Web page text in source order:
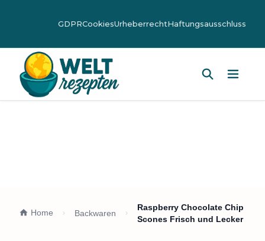
GDPRCookiesUrheberrechtHaftungsausschluss
Home Backwaren
Raspberry Chocolate Chip
Scones Frisch und Lecker